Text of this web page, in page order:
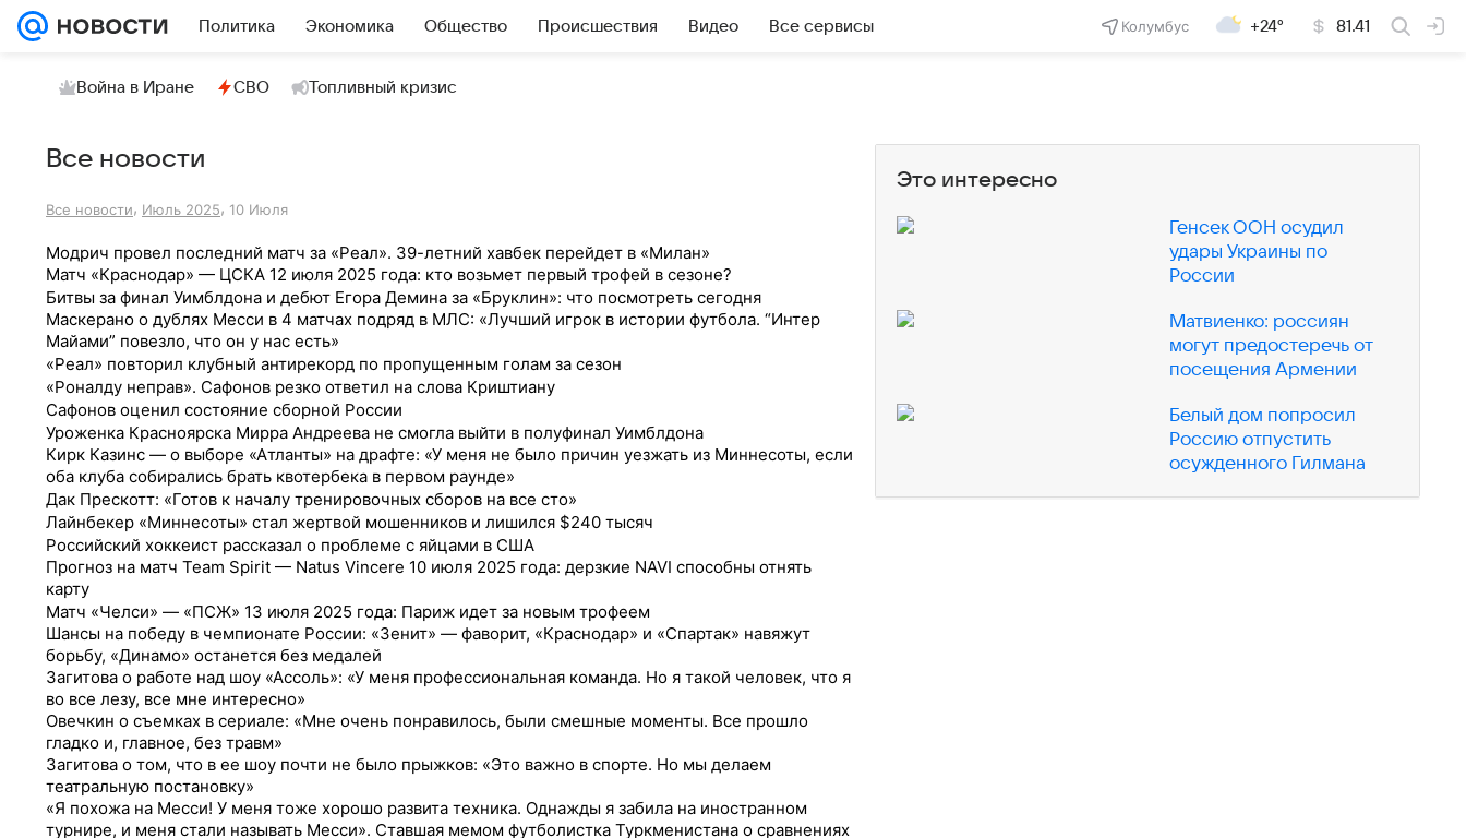
Политика Экономика Общество Происшествия Видео Все сервисы Колумбус +24° 81.41
Война в Иране СВО Топливный кризис
Все новости
Все новости, Июль 2025, 10 Июля
Модрич провел последний матч за «Реал». 39-летний хавбек перейдет в «Милан»
Матч «Краснодар» — ЦСКА 12 июля 2025 года: кто возьмет первый трофей в сезоне?
Битвы за финал Уимблдона и дебют Егора Демина за «Бруклин»: что посмотреть сегодня
Маскерано о дублях Месси в 4 матчах подряд в МЛС: «Лучший игрок в истории футбола. “Интер
Майами” повезло, что он у нас есть»
«Реал» повторил клубный антирекорд по пропущенным голам за сезон
«Роналду неправ». Сафонов резко ответил на слова Криштиану
Сафонов оценил состояние сборной России
Уроженка Красноярска Мирра Андреева не смогла выйти в полуфинал Уимблдона
Кирк Казинс — о выборе «Атланты» на драфте: «У меня не было причин уезжать из Миннесоты, если
оба клуба собирались брать квотербека в первом раунде»
Дак Прескотт: «Готов к началу тренировочных сборов на все сто»
Лайнбекер «Миннесоты» стал жертвой мошенников и лишился $240 тысяч
Российский хоккеист рассказал о проблеме с яйцами в США
Прогноз на матч Team Spirit — Natus Vincere 10 июля 2025 года: дерзкие NAVI способны отнять
карту
Матч «Челси» — «ПСЖ» 13 июля 2025 года: Париж идет за новым трофеем
Шансы на победу в чемпионате России: «Зенит» — фаворит, «Краснодар» и «Спартак» навяжут
борьбу, «Динамо» останется без медалей
Загитова о работе над шоу «Ассоль»: «У меня профессиональная команда. Но я такой человек, что я
во все лезу, все мне интересно»
Овечкин о съемках в сериале: «Мне очень понравилось, были смешные моменты. Все прошло
гладко и, главное, без травм»
Загитова о том, что в ее шоу почти не было прыжков: «Это важно в спорте. Но мы делаем
театральную постановку»
«Я похожа на Месси! У меня тоже хорошо развита техника. Однажды я забила на иностранном
турнире, и меня стали называть Месси». Ставшая мемом футболистка Туркменистана о сравнениях
Это интересно
Генсек ООН осудил
удары Украины по
России
Матвиенко: россиян
могут предостеречь от
посещения Армении
Белый дом попросил
Россию отпустить
осужденного Гилмана